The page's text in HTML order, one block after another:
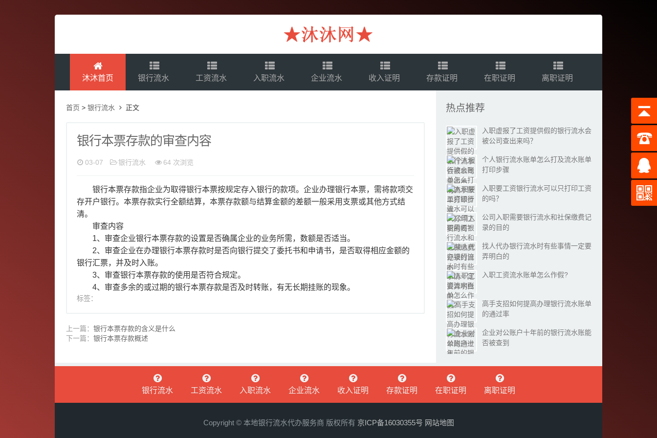
沐沐首页 银行流水 工资流水 入职流水 企业流水 收入证明 存款证明 在职证明 离职证明
首页 >银行流水 正文
银行本票存款的审查内容
03-07 银行流水 64 次浏览
银行本票存款指企业为取得银行本票按规定存入银行的款项。企业办理银行本票，需将款项交
存开户银行。本票存款实行全额结算，本票存款额与结算金额的差额一般采用支票或其他方式结
清。
审查内容
1、审查企业银行本票存款的设置是否确属企业的业务所需，数额是否适当。
2、审查企业在办理银行本票存款时是否向银行提交了委托书和申请书，是否取得相应金额的
银行汇票，并及时入账。
3、审查银行本票存款的使用是否符合规定。
4、审查多余的或过期的银行本票存款是否及时转账，有无长期挂账的现象。
标签：
上一篇：银行本票存款的含义是什么
下一篇：银行本票存款概述
热点推荐
入职虚报了工资提供假的银行流水会
被公司查出来吗？
个人银行流水账单怎么打及流水账单
打印步骤
入职要工资银行流水可以只打印工资
的吗？
公司入职需要银行流水和社保缴费记
录的目的
找人代办银行流水时有些事情一定要
弄明白的
入职工资流水账单怎么作假?
高手支招如何提高办理银行流水账单
的通过率
企业对公账户十年前的银行流水账能
否被查到
银行流水 工资流水 入职流水 企业流水 收入证明 存款证明 在职证明 离职证明
Copyright © 本地银行流水代办服务商 版权所有 京ICP备16030355号 网站地图